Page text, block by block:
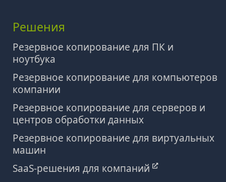
Решения
Резервное копирование для ПК и
ноутбука
Резервное копирование для компьютеров
компании
Резервное копирование для серверов и
центров обработки данных
Резервное копирование для виртуальных
машин
SaaS-решения для компаний